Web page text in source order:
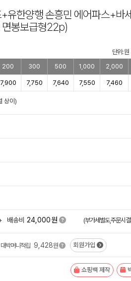
유한양행 손흥민 에어파스+바
봉보급형22p)
단위:
200
300 500 1,000 2,000
7,900 7,750 7,640 7,550 7,460
상이)
배송비 24,000원 (부가세별도,주문시
대박머니적립 9,428원 회원가입
쇼핑백 제작